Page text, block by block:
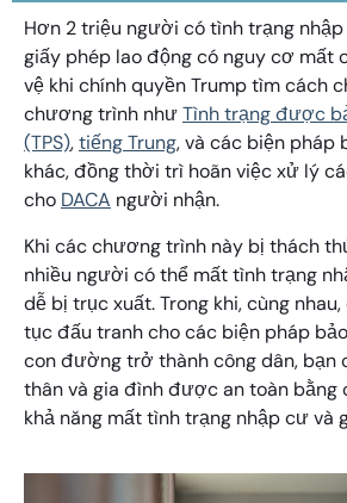
Hơn 2 triệu người có tình trạng
giấy phép lao động có nguy cơ mất
vệ khi chính quyền Trump tìm cách
chương trình nhưTình trạng được
(TPS),tiếng Trung, và các biện pháp
khác, đồng thời trì hoãn việc xử lý
cho DACA người nhận.
Khi các chương trình này bị thách
nhiều người có thể mất tình trạng
dễ bị trục xuất. Trong khi, cùng
tục đấu tranh cho các biện pháp
con đường trở thành công dân, bạn
thân và gia đình được an toàn bằng
khả năng mất tình trạng nhập cư và